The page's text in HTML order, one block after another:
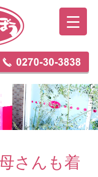
さんも着